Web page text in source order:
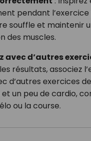
pendant
souffle et maintenir
des muscles.
avec d’autres
résultats, associez
d’autres exercices
un peu de cardio,
ou la course.